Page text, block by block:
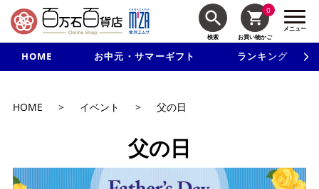
検索
0
お買い物かご
メニュー
HOME お中元・サマーギフト ランキング
新規入会で3千円以上で使える500円クーポンを進呈！
HOME > イベント > 父の日
父の日